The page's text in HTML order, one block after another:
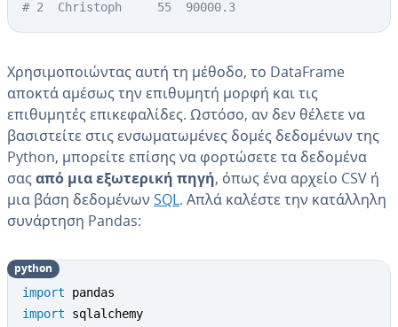
# 2  Christoph     55  90000.3
Χρησιμοποιώντας αυτή τη μέθοδο, το DataFrame
αποκτά αμέσως την επιθυμητή μορφή και τις
επιθυμητές επικεφαλίδες. Ωστόσο, αν δεν θέλετε να
βασιστείτε στις ενσωματωμένες δομές δεδομένων της
Python, μπορείτε επίσης να φορτώσετε τα δεδομένα
σαςαπό μια εξωτερική πηγή, όπως ένα αρχείο CSV ή
μια βάση δεδομένων SQL. Απλά καλέστε την κατάλληλη
συνάρτηση Pandas:
import
import
python